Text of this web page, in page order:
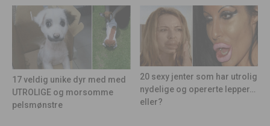
17 veldig unike dyr med med
UTROLIGE og morsomme
pelsmønstre
20 sexy jenter som har utrolig
nydelige og opererte lepper…
eller?